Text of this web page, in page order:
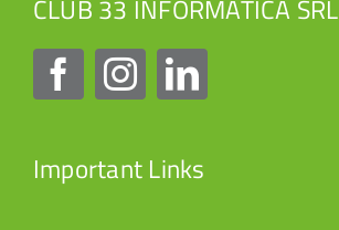
CLUB 33 INFORMATICA SRL
Important Links